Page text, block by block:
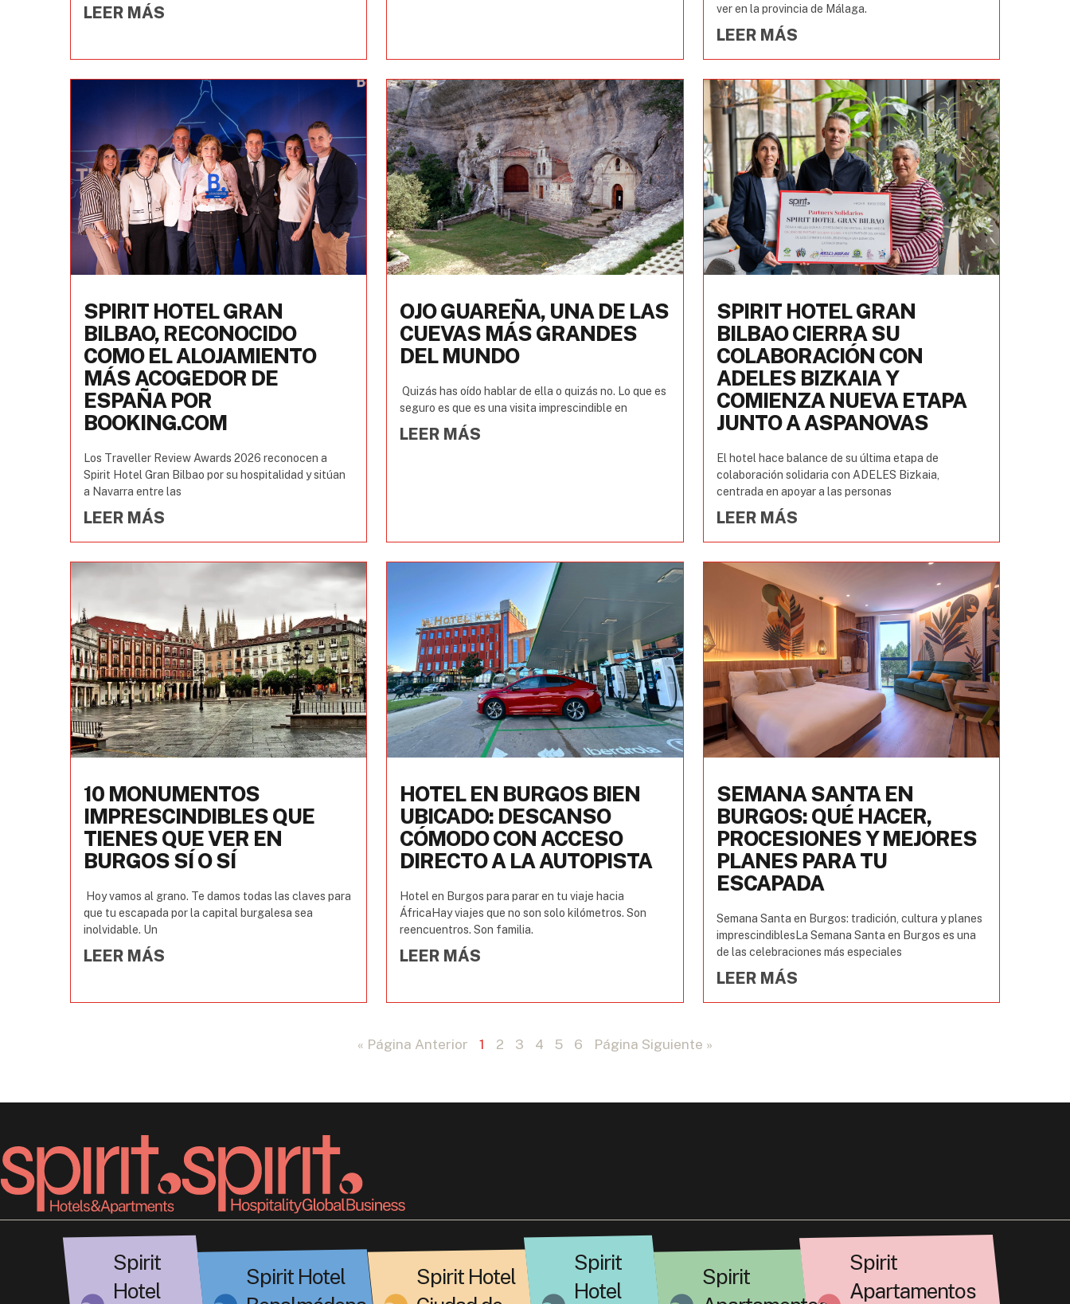
LEER MÁS
ver en la provincia de Málaga.
LEER MÁS
SPIRIT HOTEL GRAN
BILBAO, RECONOCIDO
COMO EL ALOJAMIENTO
MÁS ACOGEDOR DE
ESPAÑA POR
BOOKING.COM
Los Traveller Review Awards 2026 reconocen a
Spirit Hotel Gran Bilbao por su hospitalidad y sitúan
a Navarra entre las
LEER MÁS
OJO GUAREÑA, UNA DE LAS
CUEVAS MÁS GRANDES
DEL MUNDO
Quizás has oído hablar de ella o quizás no. Lo que es
seguro es que es una visita imprescindible en
LEER MÁS
SPIRIT HOTEL GRAN
BILBAO CIERRA SU
COLABORACIÓN CON
ADELES BIZKAIA Y
COMIENZA NUEVA ETAPA
JUNTO A ASPANOVAS
El hotel hace balance de su última etapa de
colaboración solidaria con ADELES Bizkaia,
centrada en apoyar a las personas
LEER MÁS
10 MONUMENTOS
IMPRESCINDIBLES QUE
TIENES QUE VER EN
BURGOS SÍ O SÍ
Hoy vamos al grano. Te damos todas las claves para
que tu escapada por la capital burgalesa sea
inolvidable. Un
LEER MÁS
HOTEL EN BURGOS BIEN
UBICADO: DESCANSO
CÓMODO CON ACCESO
DIRECTO A LA AUTOPISTA
Hotel en Burgos para parar en tu viaje hacia
ÁfricaHay viajes que no son solo kilómetros. Son
reencuentros. Son familia.
LEER MÁS
SEMANA SANTA EN
BURGOS: QUÉ HACER,
PROCESIONES Y MEJORES
PLANES PARA TU
ESCAPADA
Semana Santa en Burgos: tradición, cultura y planes
imprescindiblesLa Semana Santa en Burgos es una
de las celebraciones más especiales
LEER MÁS
« Página Anterior 1 2 3 4 5 6 Página Siguiente »
Spirit
Hotel
Spirit Hotel
Spirit Hotel
Spirit
Hotel
Spirit
Spirit
Apartamentos